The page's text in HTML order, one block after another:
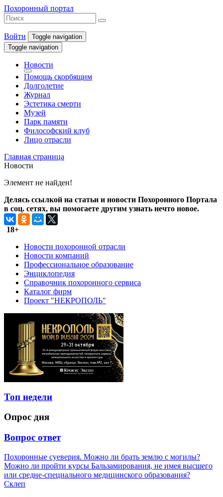
Похоронный портал
Войти
Toggle navigation
Toggle navigation
Новости
Помощь скорбящим
Долголетие
Журнал
Эстетика смерти
Музей
Парк памяти
Философский клуб
Лицо отрасли
Главная страница
Новости
Элемент не найден!
Делясь ссылкой на статьи и новости Похоронного Портала
в соц. сетях, вы помогаете другим узнать нечто новое.
18+
Новости похоронной отрасли
Новости компаний
Профессиональное образование
Энциклопедия
Справочник похоронного сервиса
Каталог фирм
Проект "НЕКРОПОЛЬ"
Топ недели
Опрос дня
Вопрос ответ
Похоронные суеверия. Можно ли брать землю с могилы?
Можно ли пройти курсы Бальзамирования, не имея высшего
или средне-специального медицинского образования?
Склеп